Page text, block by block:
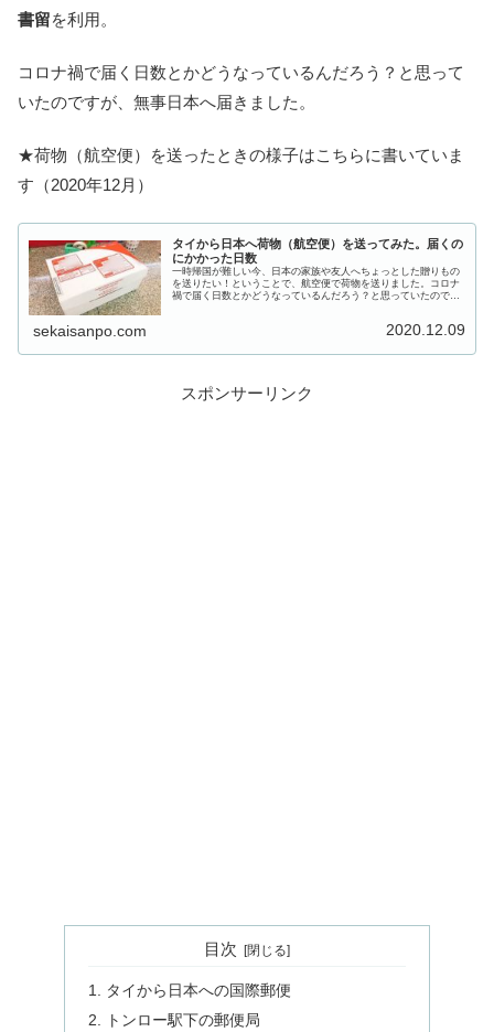
書留を利用。
コロナ禍で届く日数とかどうなっているんだろう？と思って
いたのですが、無事日本へ届きました。
★荷物（航空便）を送ったときの様子はこちらに書いていま
す（2020年12月）
タイから日本へ荷物（航空便）を送ってみた。届くの
にかかった日数
一時帰国が難しい今、日本の家族や友人へちょっとした贈りもの
を送りたい！ということで、航空便で荷物を送りました。コロナ
禍で届く日数とかどうなっているんだろう？と思っていたのです
sekaisanpo.com 2020.12.09
スポンサーリンク
目次
タイから日本への国際郵便
トンロー駅下の郵便局